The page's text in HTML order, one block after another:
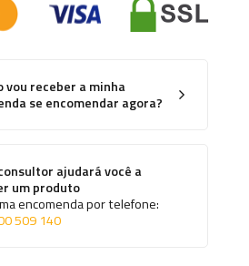
vou receber a minha
se encomendar agora?
ajudará você a
um produto
encomenda por telefone:
509 140